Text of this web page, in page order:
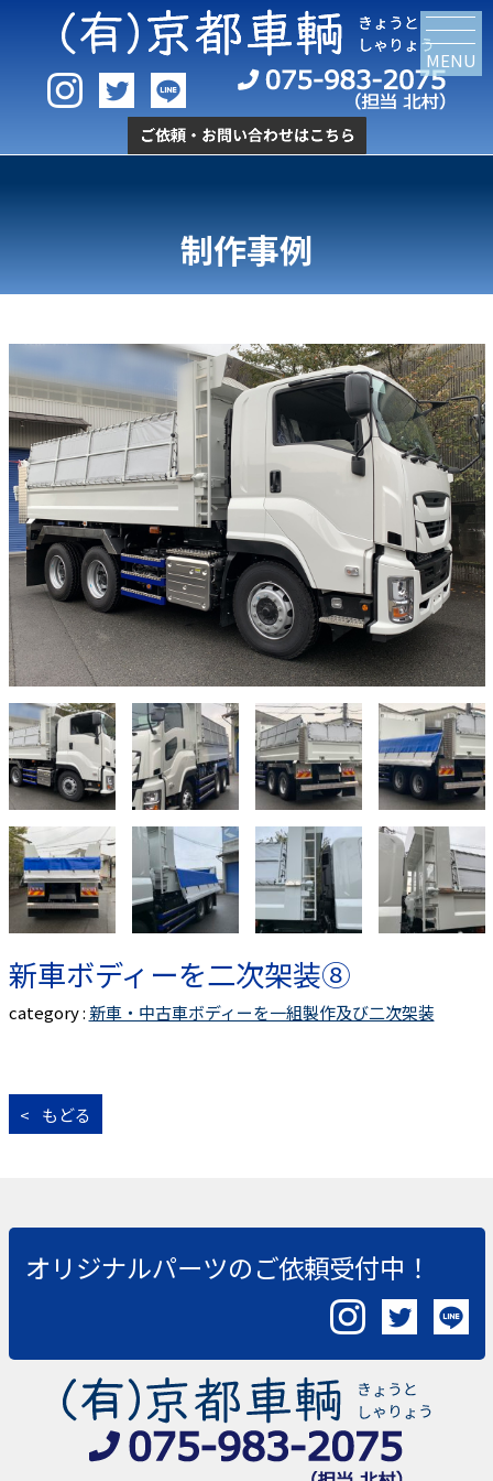
MENU
制作事例
新車ボディーを二次架装⑧
新車・中古車ボディーを一組製作及び二次架装
もどる
オリジナルパーツのご依頼受付中！